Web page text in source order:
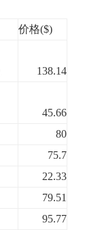
价格($)
138.14
45.66
80
75.7
22.33
79.51
95.77